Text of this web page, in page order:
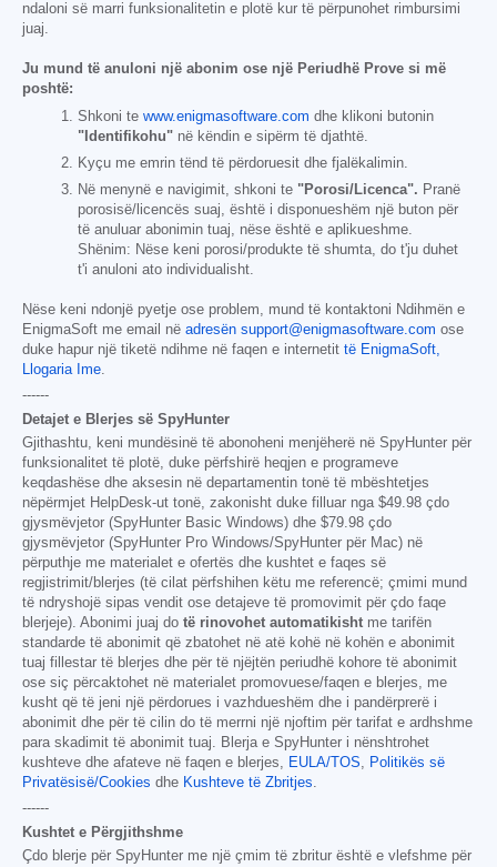
ndaloni së marri funksionalitetin e plotë kur të përpunohet rimbursimi
juaj.
Ju mund të anuloni një abonim ose një Periudhë Prove si më
poshtë:
Shkoni te www.enigmasoftware.com dhe klikoni butonin
"Identifikohu" në këndin e sipërm të djathtë.
Kyçu me emrin tënd të përdoruesit dhe fjalëkalimin.
Në menynë e navigimit, shkoni te "Porosi/Licenca". Pranë
porosisë/licencës suaj, është i disponueshëm një buton për
të anuluar abonimin tuaj, nëse është e aplikueshme.
Shënim: Nëse keni porosi/produkte të shumta, do t'ju duhet
t'i anuloni ato individualisht.
Nëse keni ndonjë pyetje ose problem, mund të kontaktoni Ndihmën e
EnigmaSoft me email në adresën support@enigmasoftware.com ose
duke hapur një tiketë ndihme në faqen e internetit të EnigmaSoft,
Llogaria Ime.
------
Detajet e Blerjes së SpyHunter
Gjithashtu, keni mundësinë të abonoheni menjëherë në SpyHunter për
funksionalitet të plotë, duke përfshirë heqjen e programeve
keqdashëse dhe aksesin në departamentin tonë të mbështetjes
nëpërmjet HelpDesk-ut tonë, zakonisht duke filluar nga $49.98 çdo
gjysmëvjetor (SpyHunter Basic Windows) dhe $79.98 çdo
gjysmëvjetor (SpyHunter Pro Windows/SpyHunter për Mac) në
përputhje me materialet e ofertës dhe kushtet e faqes së
regjistrimit/blerjes (të cilat përfshihen këtu me referencë; çmimi mund
të ndryshojë sipas vendit ose detajeve të promovimit për çdo faqe
blerjeje). Abonimi juaj do të rinovohet automatikisht me tarifën
standarde të abonimit që zbatohet në atë kohë në kohën e abonimit
tuaj fillestar të blerjes dhe për të njëjtën periudhë kohore të abonimit
ose siç përcaktohet në materialet promovuese/faqen e blerjes, me
kusht që të jeni një përdorues i vazhdueshëm dhe i pandërprerë i
abonimit dhe për të cilin do të merrni një njoftim për tarifat e ardhshme
para skadimit të abonimit tuaj. Blerja e SpyHunter i nënshtrohet
kushteve dhe afateve në faqen e blerjes, EULA/TOS, Politikës së
Privatësisë/Cookies dhe Kushteve të Zbritjes.
------
Kushtet e Përgjithshme
Çdo blerje për SpyHunter me një çmim të zbritur është e vlefshme për